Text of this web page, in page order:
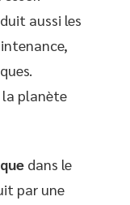
aussi les
la planète
dans le
par une